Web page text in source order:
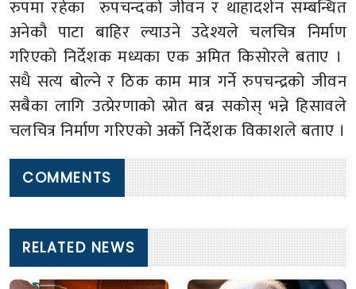
रुपमा रहेका रुपचन्दको जीवन र थाहादर्शन सम्बन्धित
अनेकौ पाटा बाहिर ल्याउने उदेश्यले चलचित्र निर्माण
गरिएको निर्देशक मध्यका एक अमित किसोरले बताए ।
सधै सत्य बोल्ने र ठिक काम मात्र गर्ने रुपचन्द्रको जीवन
सबैका लागि उत्प्रेरणाको स्रोत बन्न सकोस् भन्ने हिसावले
चलचित्र निर्माण गरिएको अर्काे निर्देशक विकाशले बताए ।
COMMENTS
RELATED NEWS